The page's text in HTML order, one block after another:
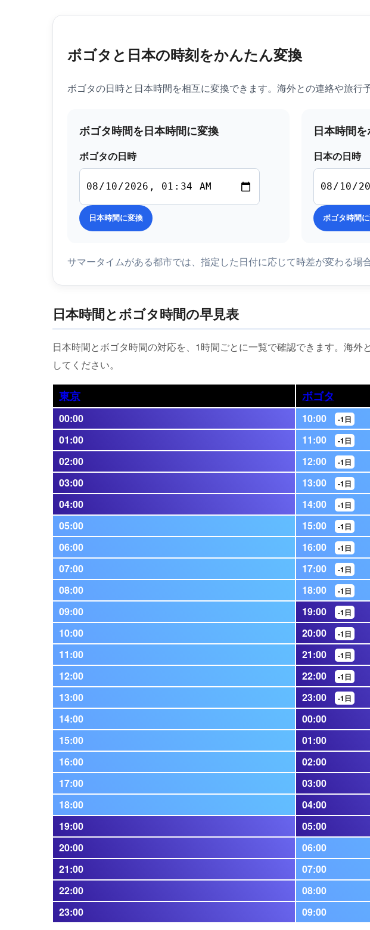
ボゴタと日本の時刻をかんたん変換
ボゴタの日時と日本時間を相互に変換できます。海外との連絡や旅行
ボゴタ時間を日本時間に変換
ボゴタの日時
日本時間に変換
日本時間
日本の日時
ボゴタ時間
サマータイムがある都市では、指定した日付に応じて時差が変わる場
日本時間とボゴタ時間の早見表
日本時間とボゴタ時間の対応を、1時間ごとに一覧で確認できます。海外
してください。
東京 ボゴタ
00:00 10:00 -1日
01:00 11:00 -1日
02:00 12:00 -1日
03:00 13:00 -1日
04:00 14:00 -1日
05:00 15:00 -1日
06:00 16:00 -1日
07:00 17:00 -1日
08:00 18:00 -1日
09:00 19:00 -1日
10:00 20:00 -1日
11:00 21:00 -1日
12:00 22:00 -1日
13:00 23:00 -1日
14:00
00:00
15:00
01:00
16:00
02:00
17:00
03:00
18:00
04:00
19:00
05:00
20:00
06:00
21:00
07:00
22:00
08:00
23:00
09:00